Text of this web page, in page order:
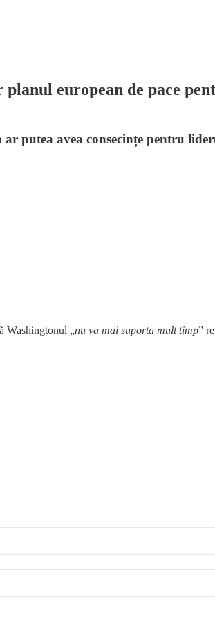
european de pace
putea avea consecințe pentru
Washingtonul „nu va mai suporta mult timp”